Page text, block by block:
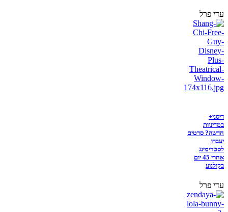
עדי פרל
דיסני+
במדיניות
חדשה? סרטים
יעברו
לסטרימינג
אחרי 45 יום
בקולנוע
עדי פרל